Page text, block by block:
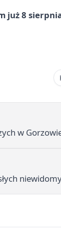
już 8
w